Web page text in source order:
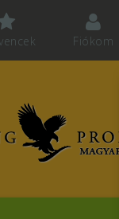
Fiókom